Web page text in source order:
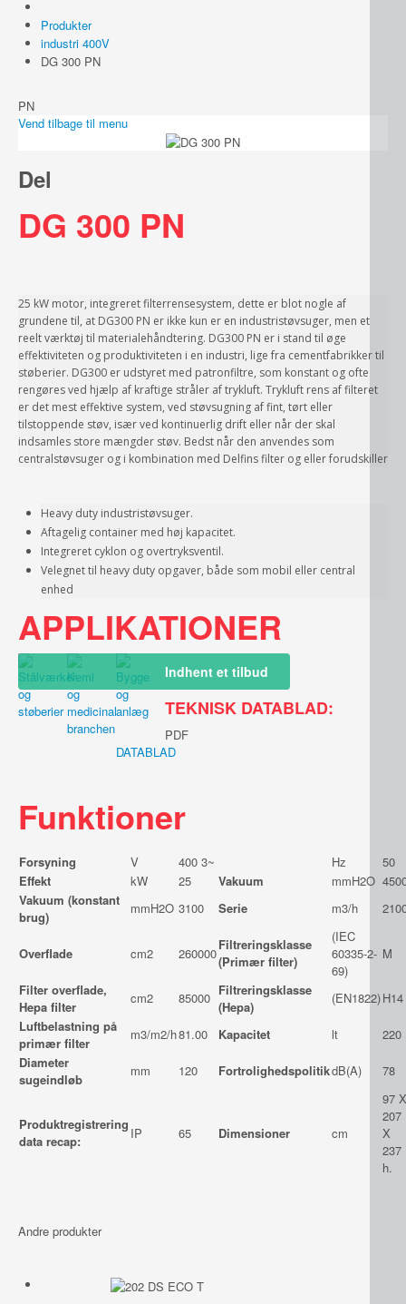
Produkter
industri 400V
DG 300 PN
PN
Vend tilbage til menu
Del
DG 300 PN
25 kW motor, integreret filterrensesystem, dette er blot nogle af
grundene til, at DG300 PN er ikke kun er en industristøvsuger, men et
reelt værktøj til materialehåndtering. DG300 PN er i stand til øge
effektiviteten og produktiviteten i en industri, lige fra cementfabrikker til
støberier. DG300 er udstyret med patronfiltre, som konstant og ofte
rengøres ved hjælp af kraftige stråler af trykluft. Trykluft rens af filteret
er det mest effektive system, ved støvsugning af fint, tørt eller
tilstoppende støv, især ved kontinuerlig drift eller når der skal
indsamles store mængder støv. Bedst når den anvendes som
centralstøvsuger og i kombination med Delfins filter og eller forudskiller
Heavy duty industristøvsuger.
Aftagelig container med høj kapacitet.
Integreret cyklon og overtryksventil.
Velegnet til heavy duty opgaver, både som mobil eller central
enhed
APPLIKATIONER
Indhent et tilbud
TEKNISK DATABLAD:
PDF
DATABLAD
Funktioner
Forsyning V 400 3~ Hz
50
Effekt
kW 25 Vakuum mmH2O
Vakuum (konstant
brug)
mmH2O 3100 Serie m3/h
Overflade cm2 260000
Filtreringsklasse
(Primær filter)
(IEC
60335-2-
69)
M
Filter overflade,
Hepa filter
cm2 85000 Filtreringsklasse
(Hepa)
(EN1822)H14
Luftbelastning på
primær filter
m3/m2/h81.00 Kapacitet lt
220
Diameter
sugeindløb
mm 120 FortrolighedspolitikdB(A) 78
Produktregistrering
data recap:
IP 65 Dimensioner cm
97 X
207
X
237
h.
Andre produkter